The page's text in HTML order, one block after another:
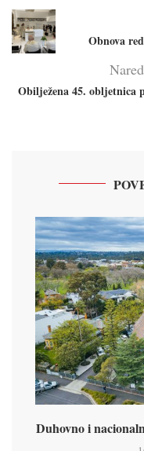
Obnova
Obilježena 45. obljetnica
Duhovno i